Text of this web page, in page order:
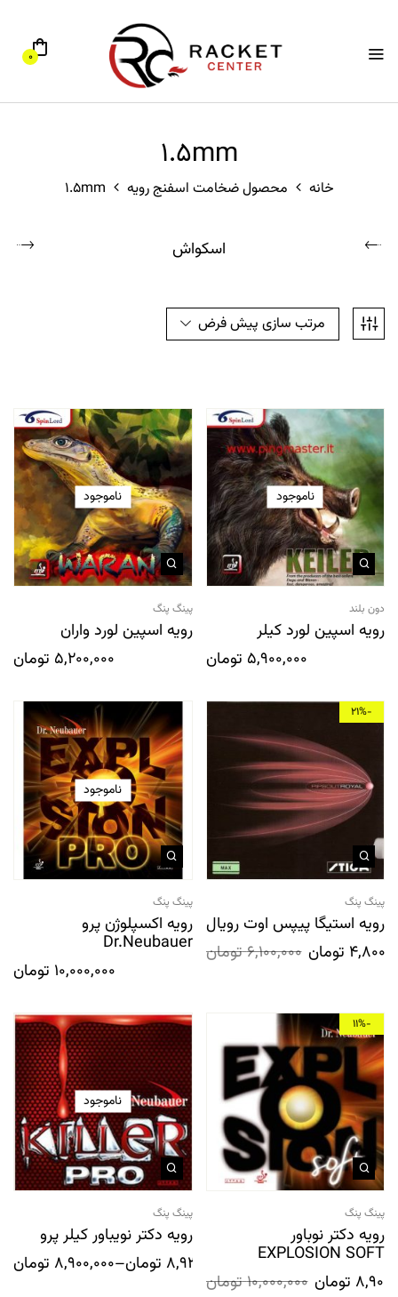
0
1.5mm
خانه محصول ضخامت اسفنج رویه
اسکواش
مرتب سازی پیش فرض
ناموجود
دون بلند
رویه اسپین لورد کیلر
5,900,000 تومان
ناموجود
پینگ پنگ
رویه اسپین لورد واران
5,200,000 تومان
-21%
پینگ پنگ
رویه استیگا پیپس اوت رویال
6,100,000تومان تومان
ناموجود
پینگ پنگ
رویه اکسپلوژن پرو
Dr.Neubauer
10,000,000 تومان
-11%
پینگ پنگ
رویه دکتر نوباور
EXPLOSION SOFT
10,000,000تومان تومان
ناموجود
پینگ پنگ
رویه دکتر نویباور کیلر پرو
8,937,999 تومان–
8,900,000 تومان